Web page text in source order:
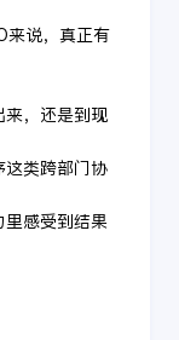
来说，真正有
，还是到现
类跨部门协
感受到结果